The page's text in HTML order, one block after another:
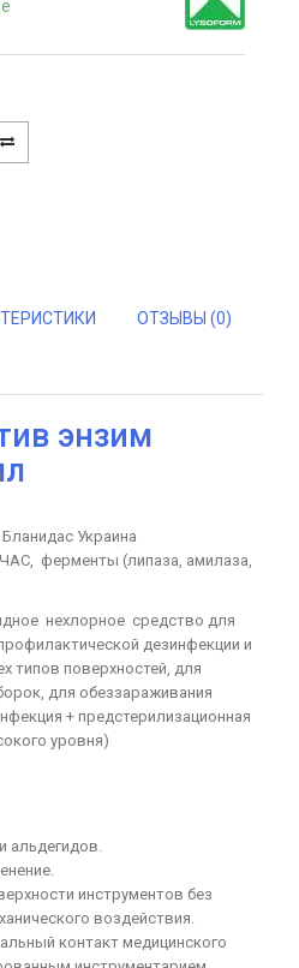
ОТЗЫВЫ (0)
энзим
Украина
ферменты (липаза, амилаза,
нехлорное средство для
дезинфекции и
типов поверхностей, для
для обеззараживания
+ предстерилизационная
уровня)
альдегидов.
инструментов без
воздействия.
контакт медицинского